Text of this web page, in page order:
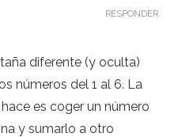
diferente (y oculta)
números del 1 al 6. La
es coger un número
y sumarlo a otro
RESPONDER